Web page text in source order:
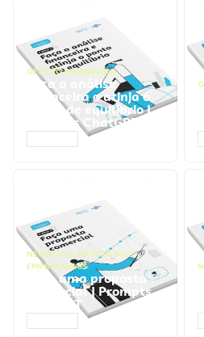
GESTÃO FINANCEIRA
Faça a análise
financeira e atinja o
ponto de equilíbrio |
Prompts ChatGPT
NEGÓCIOS, PROCESSOS
EMPRESARIAIS
Faça uma proposta
comercial | Prompts
ChatGPT